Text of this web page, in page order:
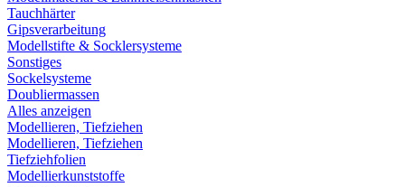
Tauchhärter
Gipsverarbeitung
Modellstifte & Socklersysteme
Sonstiges
Sockelsysteme
Doubliermassen
Alles anzeigen
Modellieren, Tiefziehen
Modellieren, Tiefziehen
Tiefziehfolien
Modellierkunststoffe